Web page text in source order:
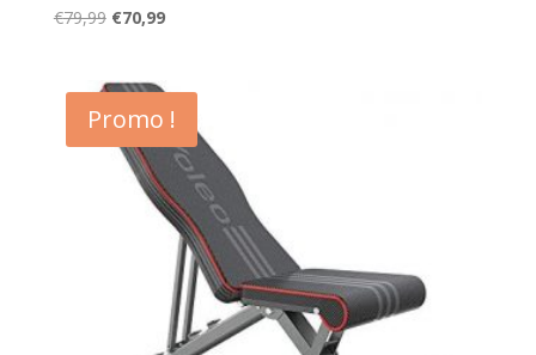
€79,99 Le
était :
€79,99.
€70,99Le
est :
€70,99.
Promo !